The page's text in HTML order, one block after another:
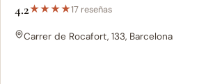
4.2★★★★17 reseñas
Carrer de Rocafort, 133, Barcelona